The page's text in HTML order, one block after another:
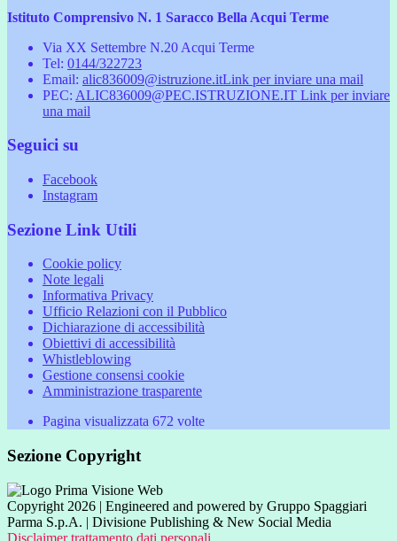
Istituto Comprensivo N. 1 Saracco Bella Acqui Terme
Via XX Settembre N.20 Acqui Terme
Tel: 0144/322723
Email: alic836009@istruzione.itLink per inviare una mail
PEC: ALIC836009@PEC.ISTRUZIONE.IT Link per inviare
una mail
Seguici su
Facebook
Instagram
Sezione Link Utili
Cookie policy
Note legali
Informativa Privacy
Ufficio Relazioni con il Pubblico
Dichiarazione di accessibilità
Obiettivi di accessibilità
Whistleblowing
Gestione consensi cookie
Amministrazione trasparente
Pagina visualizzata 672 volte
Sezione Copyright
Copyright 2026 | Engineered and powered by Gruppo Spaggiari
Parma S.p.A. | Divisione Publishing & New Social Media
Disclaimer trattamento dati personali